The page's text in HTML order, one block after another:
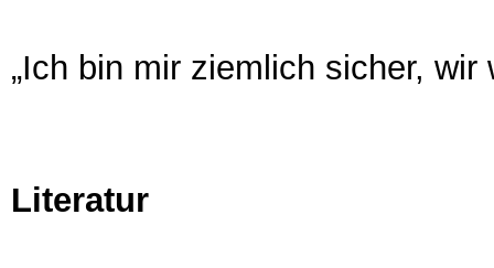
„Ich bin mir ziemlich sicher,
Literatur